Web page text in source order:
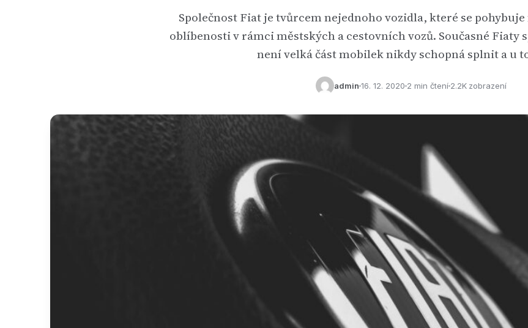
Společnost Fiat je tvůrcem nejednoho vozidla, které se
oblíbenosti v rámci městských a cestovních vozů. Současné
není velká část mobilek nikdy schopná splnit a u
admin 16. 12. 2020 2 min čtení 2.2K zobrazení